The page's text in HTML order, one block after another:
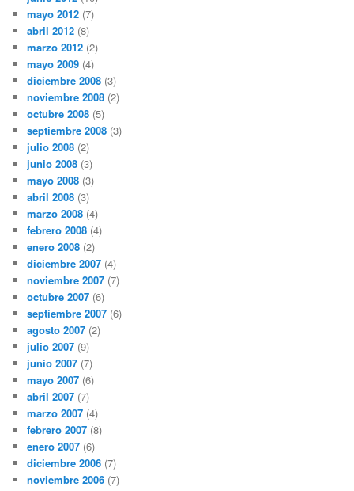
mayo 2012 (7)
abril 2012 (8)
marzo 2012 (2)
mayo 2009 (4)
diciembre 2008 (3)
noviembre 2008 (2)
octubre 2008 (5)
septiembre 2008 (3)
julio 2008 (2)
junio 2008 (3)
mayo 2008 (3)
abril 2008 (3)
marzo 2008 (4)
febrero 2008 (4)
enero 2008 (2)
diciembre 2007 (4)
noviembre 2007 (7)
octubre 2007 (6)
septiembre 2007 (6)
agosto 2007 (2)
julio 2007 (9)
junio 2007 (7)
mayo 2007 (6)
abril 2007 (7)
marzo 2007 (4)
febrero 2007 (8)
enero 2007 (6)
diciembre 2006 (7)
noviembre 2006 (7)